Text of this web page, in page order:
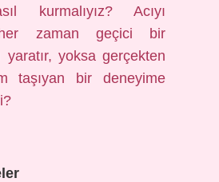
kurmalıyız? Acıyı
zaman geçici bir
yaratır, yoksa gerçekten
taşıyan bir deneyime